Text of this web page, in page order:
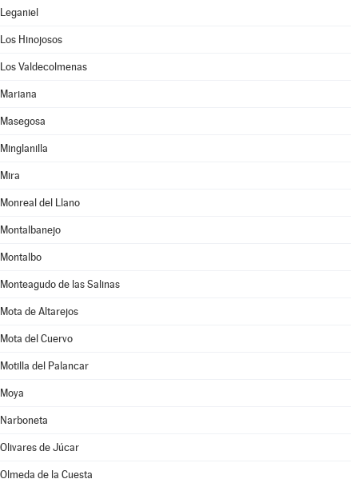
Leganiel
Los Hinojosos
Los Valdecolmenas
Mariana
Masegosa
Minglanilla
Mira
Monreal del Llano
Montalbanejo
Montalbo
Monteagudo de las Salinas
Mota de Altarejos
Mota del Cuervo
Motilla del Palancar
Moya
Narboneta
Olivares de Júcar
Olmeda de la Cuesta